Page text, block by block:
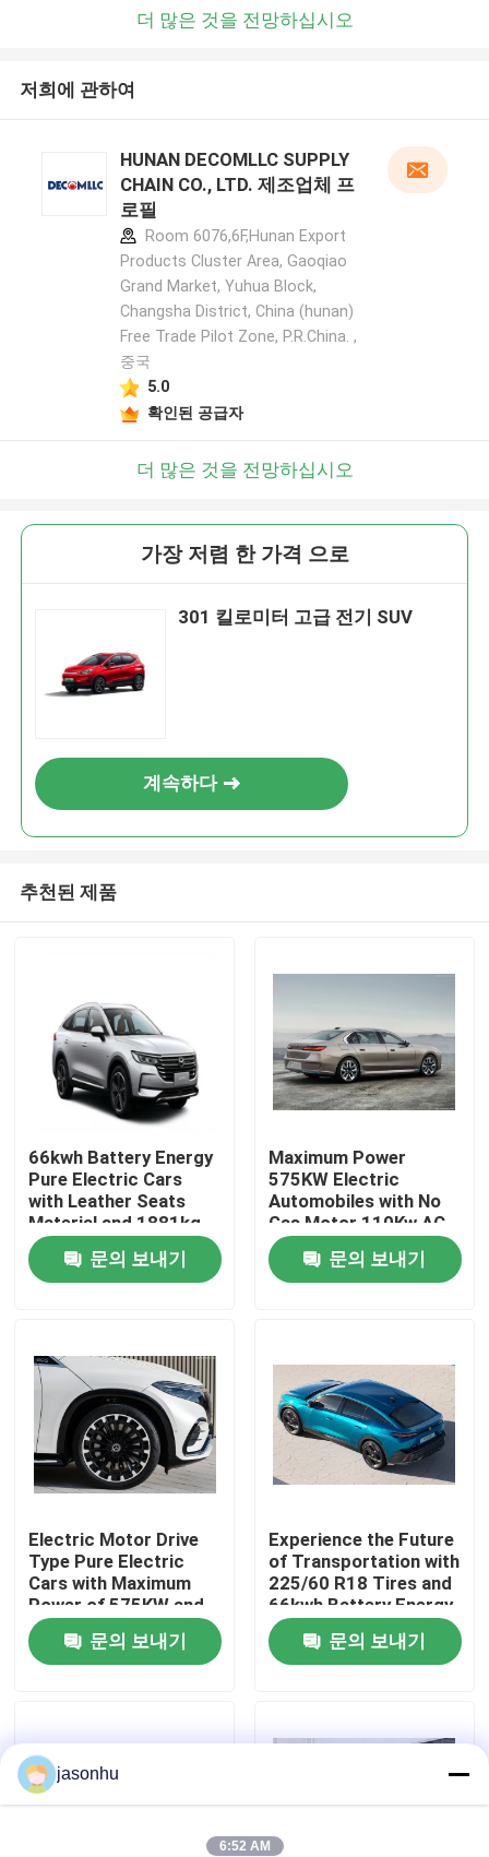
홈
회사 소개
공장 투어
품질 관리
연락처
견적 요청
순수한 전기 자동차
더 많은 것을 전망하십시오
저희에 관하여
HUNAN DECOMLLC SUPPLY
CHAIN CO., LTD. 제조업체 프
로필
Room 6076,6F,Hunan Export
Products Cluster Area, Gaoqiao
Grand Market, Yuhua Block,
Changsha District, China (hunan)
Free Trade Pilot Zone, P.R.China. ,
중국
5.0
확인된 공급자
더 많은 것을 전망하십시오
가장 저렴 한 가격 으로
301 킬로미터 고급 전기 SUV
계속하다
추천된 제품
66kwh Battery Energy
Pure Electric Cars
with Leather Seats
Material and 1881kg
Kerb Weight
문의 보내기
Maximum Power
575KW Electric
Automobiles with No
Gas Motor 110Kw AC
Synchrounous Electric
Motor 문의 보내기
Electric Motor Drive
Type Pure Electric
Cars with Maximum
Power of 575KW and
Kerb Weight of
1881kg문의 보내기
Experience the Future
of Transportation with
225/60 R18 Tires and
66kwh Battery Energy
Zero Emission Cars
문의 보내기
jasonhu
6:52 AM